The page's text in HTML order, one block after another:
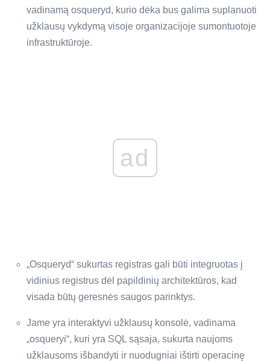
vadinamą osqueryd, kurio dėka bus galima suplanuoti
užklausų vykdymą visoje organizacijoje sumontuotoje
infrastruktūroje.
ad
„Osqueryd“ sukurtas registras gali būti integruotas į
vidinius registrus dėl papildinių architektūros, kad
visada būtų geresnės saugos parinktys.
Jame yra interaktyvi užklausų konsolė, vadinama
„osqueryi“, kuri yra SQL sąsaja, sukurta naujoms
užklausoms išbandyti ir nuodugniai ištirti operacinę